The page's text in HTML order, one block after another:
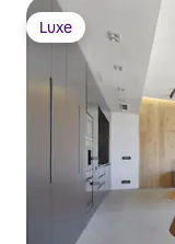
Luxe
Luxe